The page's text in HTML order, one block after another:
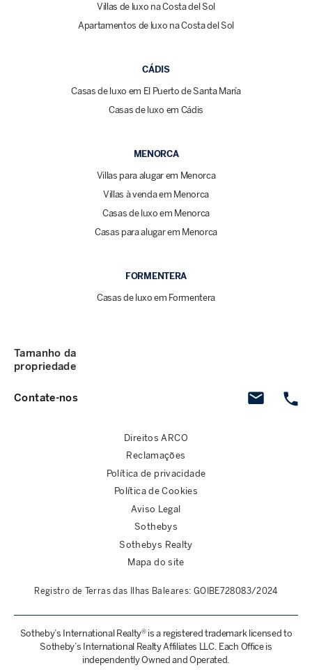
Villas de luxo na Costa del Sol
Apartamentos de luxo na Costa del Sol
CÁDIS
Casas de luxo em El Puerto de Santa María
Casas de luxo em Cádis
MENORCA
Villas para alugar em Menorca
Villas à venda em Menorca
Casas de luxo em Menorca
Casas para alugar em Menorca
FORMENTERA
Casas de luxo em Formentera
Contate-nos
Tamanho da
propriedade
Direitos ARCO
Reclamações
Política de privacidade
Política de Cookies
Aviso Legal
Sothebys
Sothebys Realty
Mapa do site
Registro de Terras das Ilhas Baleares: GOIBE728083/2024
Sotheby’s International Realty® is a registered trademark licensed to
Sotheby’s International Realty Affiliates LLC. Each Office is
independently Owned and Operated.